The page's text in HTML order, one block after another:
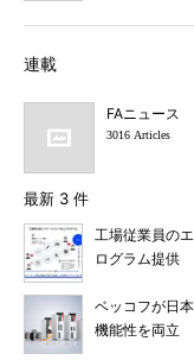
連載
FAニュース
3016 Articles
最新 3 件
工場従業員の
ログラム提供
ベッコフが日
機能性を両立